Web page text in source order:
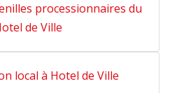
processionnaires du
de Ville
local à Hotel de Ville